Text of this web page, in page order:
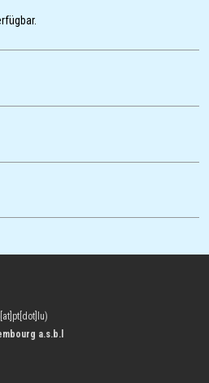
a.s.b.l